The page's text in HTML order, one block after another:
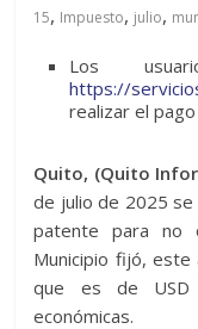
15, Impuesto, julio,
Los
https://
realizar el
Quito, (Quito
de julio de 2025
patente para no
Municipio fijó,
que es de
económicas.